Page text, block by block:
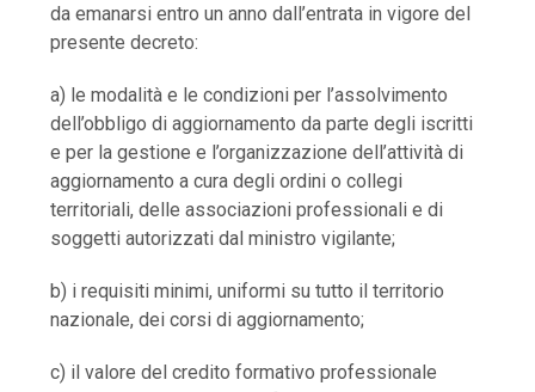
da emanarsi entro un anno dall’entrata in vigore del
presente decreto:
a) le modalità e le condizioni per l’assolvimento
dell’obbligo di aggiornamento da parte degli iscritti
e per la gestione e l’organizzazione dell’attività di
aggiornamento a cura degli ordini o collegi
territoriali, delle associazioni professionali e di
soggetti autorizzati dal ministro vigilante;
b) i requisiti minimi, uniformi su tutto il territorio
nazionale, dei corsi di aggiornamento;
c) il valore del credito formativo professionale